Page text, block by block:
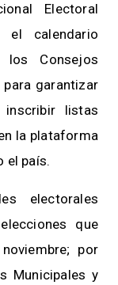
Electoral
calendario
Consejos
garantizar
listas
la plataforma
el país.
electorales
que
por
Municipales y